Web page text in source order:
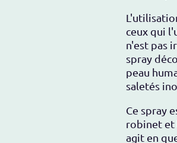
ceux qui
n'est pas
spray
peau
saletés
Ce spray
robinet et
agit en